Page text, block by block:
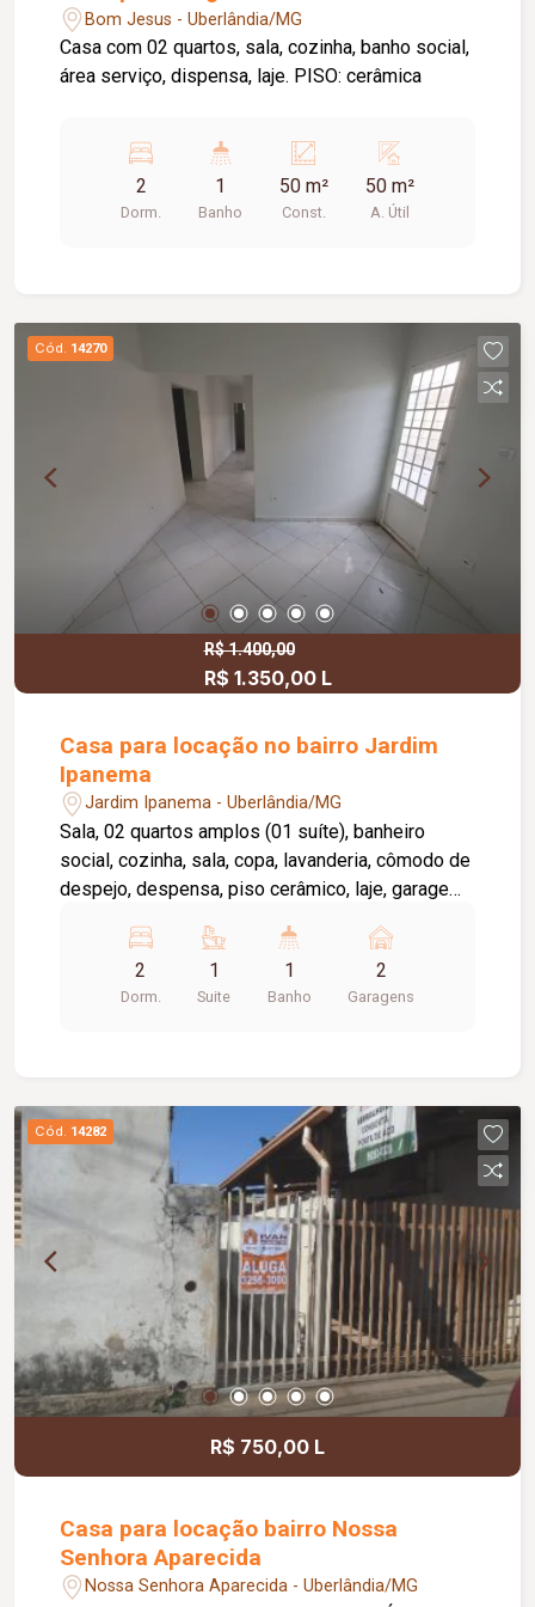
Bom Jesus - Uberlândia/MG
Casa com 02 quartos, sala, cozinha, banho social,
área serviço, dispensa, laje. PISO: cerâmica
2
Dorm.
1
Banho
50 m²
Const.
50 m²
A. Útil
Cód. 14270
R$ 1.400,00
R$ 1.350,00 L
Casa para locação no bairro Jardim
Ipanema
Jardim Ipanema - Uberlândia/MG
Sala, 02 quartos amplos (01 suíte), banheiro
social, cozinha, sala, copa, lavanderia, cômodo de
despejo, despensa, piso cerâmico, laje, garagem
externos, exclusivo para este imóvel.
2
Dorm.
1
Suite
1
Banho
2
Garagens
Cód. 14282
R$ 750,00 L
Casa para locação bairro Nossa
Senhora Aparecida
Nossa Senhora Aparecida - Uberlândia/MG